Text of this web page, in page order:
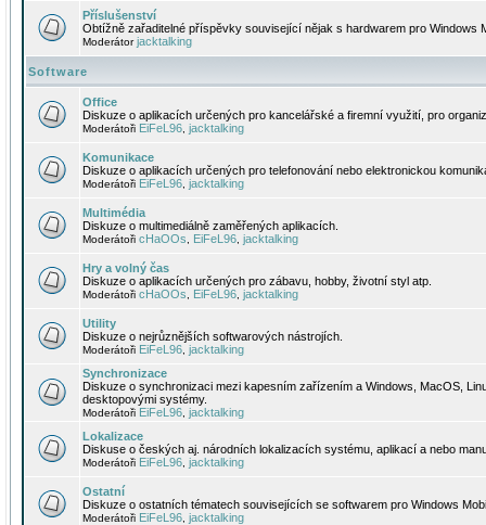
Příslušenství
Obtížně zařaditelné příspěvky související nějak s hardwarem pro Windows
Moderátorjacktalking
Software
Office
Diskuze o aplikacích určených pro kancelářské a firemní využití, pro
Moderátoři EiFeL96 jacktalking
Komunikace
Diskuze o aplikacích určených pro telefonování nebo elektronickou
Moderátoři EiFeL96 jacktalking
Multimédia
Diskuze o multimediálně zaměřených aplikacích.
Moderátoři cHaOOs EiFeL96 jacktalking
Hry a volný čas
Diskuze o aplikacích určených pro zábavu, hobby, životní styl atp.
Moderátoři cHaOOs EiFeL96 jacktalking
Utility
Diskuze o nejrůznějších softwarových nástrojích.
Moderátoři EiFeL96 jacktalking
Synchronizace
Diskuze o synchronizaci mezi kapesním zařízením a Windows, MacOS,
desktopovými systémy.
Moderátoři EiFeL96 jacktalking
Lokalizace
Diskuse o českých aj. národních lokalizacích systému, aplikací a nebo
Moderátoři EiFeL96 jacktalking
Ostatní
Diskuze o ostatních tématech souvisejících se softwarem pro Windows
Moderátoři EiFeL96 jacktalking